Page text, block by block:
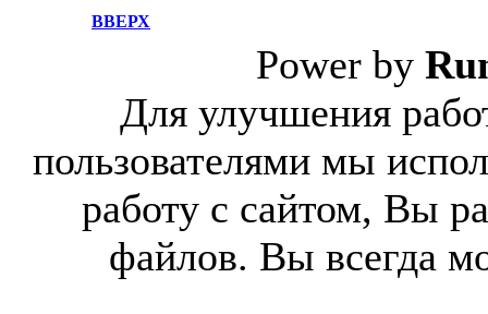
ВВЕРХ
Power by
Для улучшения
пользователями мы
работу с сайтом, Вы
файлов. Вы всегда